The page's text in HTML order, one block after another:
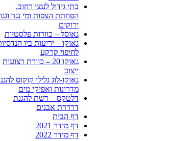
בתי גידול לעצי רחוב,
הפחתת הצפות ומי נגר
ירוקים
גאוסל – כוורות פלסטיות
גאוקו – יריעות ביו
לחיפוי קרקע
גאוקו 20 – כוורת רצועות
ייצוב
גאוקו-לוג גלילי קוקוס
מדרונות ואפיקי מים
דלטקס – רשת להגנת
דרדרת אבנים
דף הבית
דף מידר 2021
דף מידר 2022